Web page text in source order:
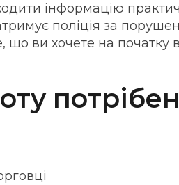
інформацію
поліція за
що ви хочете на початку